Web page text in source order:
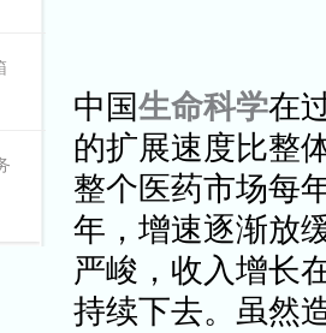
中国生命科学在
的扩展速度比整
整个医药市场每
年，增速逐渐放
严峻，收入增长
持续下去。虽然